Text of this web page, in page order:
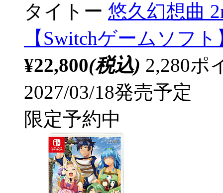
タイトー 悠久幻想曲
【Switchゲームソフト
¥22,800(税込) 2,280ポ
2027/03/18発売予定
限定予約中